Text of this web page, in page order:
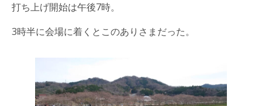
打ち上げ開始は午後7時。
3時半に会場に着くとこのありさまだった。